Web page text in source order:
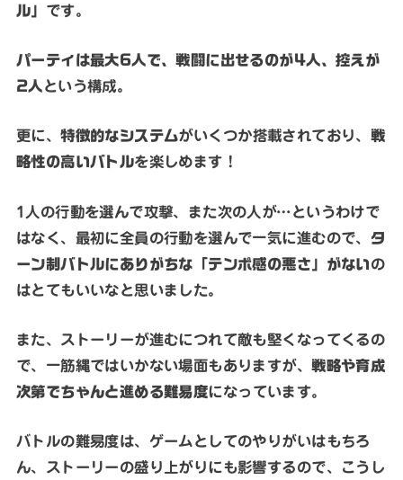
ル」 です。
パーティは最大6人で、戦闘に出せるのが4人、控えが
2人という構成。
更に、特徴的なシステムがいくつか搭載されており、 戦
略性の高いバトルを楽しめます！
1人の行動を選んで攻撃、また次の人が…というわけで
はなく、最初に全員の行動を選んで一気に進むので、 タ
ーン制バトルにありがちな「テンポ感の悪さ」がないの
はとてもいいなと思いました。
また、ストーリーが進むにつれて敵も堅くなってくるの
で、一筋縄ではいかない場面もありますが、戦略や育成
次第でちゃんと進める難易度になっています。
バトルの難易度は、ゲームとしてのやりがいはもちろ
ん、ストーリーの盛り上がりにも影響するので、こうし